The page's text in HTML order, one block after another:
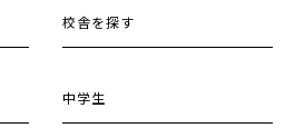
校舎を探す
中学生